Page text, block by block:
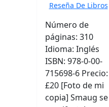
Reseña De Libros
Número de
páginas: 310
Idioma: Inglés
ISBN: 978-0-00-
715698-6 Precio:
£20 [Foto de mi
copia] Smaug se